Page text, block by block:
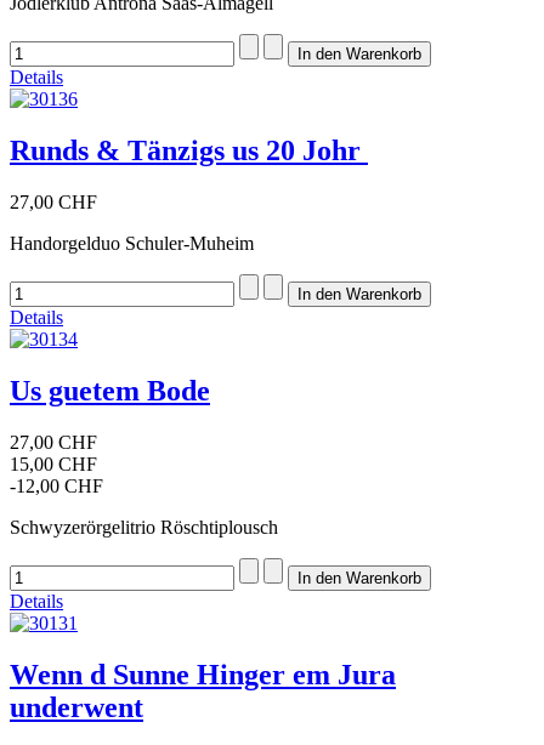
Details
Runds & Tänzigs us 20 Johr
27,00 CHF
Handorgelduo Schuler-Muheim
Details
Us guetem Bode
27,00 CHF
15,00 CHF
-12,00 CHF
Schwyzerörgelitrio Röschtiplousch
Details
Wenn d Sunne Hinger em Jura
underwent